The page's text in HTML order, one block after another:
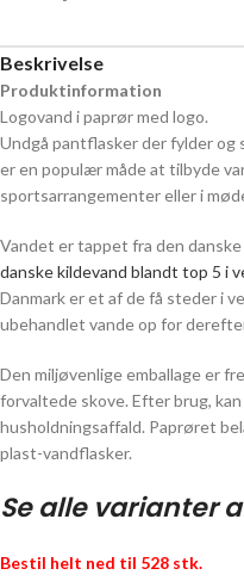
Beskrivelse
Produktinformation
Logovand i paprør med logo.
Undgå pantflasker der fylder og
er en populær måde at tilbyde
sportsarrangementer eller i
Vandet er tappet fra den
danske kildevand blandt top 5 i
Danmark er et af de få steder i
ubehandlet vande op for
Den miljøvenlige emballage er
forvaltede skove. Efter brug,
husholdningsaffald. Paprøret
plast-vandflasker.
Se alle varianter
Bestil helt ned til 528 stk.